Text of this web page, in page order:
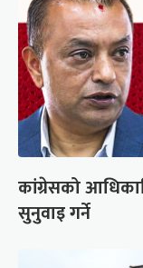
कांग्रेसको
सुनुवाइ गर्ने